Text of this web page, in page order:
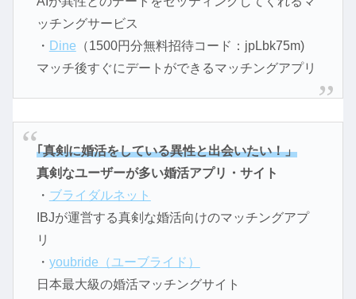
ッチングサービス
・ Dine （1500円分無料招待コード：jpLbk75m)
マッチ後すぐにデートができるマッチングアプリ
｢真剣に婚活をしている異性と出会いたい！」
真剣なユーザーが多い婚活アプリ・サイト
・ ブライダルネット
IBJが運営する真剣な婚活向けのマッチングアプ
リ
・ youbride（ユーブライド）
日本最大級の婚活マッチングサイト